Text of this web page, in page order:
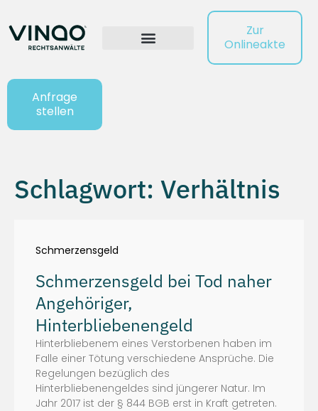
Zur
Onlineakte
Anfrage
stellen
Schlagwort: Verhältnis
Schmerzensgeld
Schmerzensgeld bei Tod naher
Angehöriger,
Hinterbliebenengeld
Hinterbliebenem eines Verstorbenen haben im
Falle einer Tötung verschiedene Ansprüche. Die
Regelungen bezüglich des
Hinterbliebenengeldes sind jüngerer Natur. Im
Jahr 2017 ist der § 844 BGB erst in Kraft getreten.